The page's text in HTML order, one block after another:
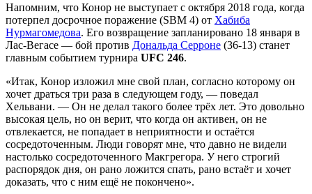
Напомним, что Конор не выступает с октября 2018 года, когда
потерпел досрочное поражение (SBM 4) от Хабиба
Нурмагомедова. Его возвращение запланировано 18 января в
Лас-Вегасе — бой против Дональда Серроне (36-13) станет
главным событием турнира UFC 246.
«Итак, Конор изложил мне свой план, согласно которому он
хочет драться три раза в следующем году, — поведал
Хельвани. — Он не делал такого более трёх лет. Это довольно
высокая цель, но он верит, что когда он активен, он не
отвлекается, не попадает в неприятности и остаётся
сосредоточенным. Люди говорят мне, что давно не видели
настолько сосредоточенного Макгрегора. У него строгий
распорядок дня, он рано ложится спать, рано встаёт и хочет
доказать, что с ним ещё не покончено».